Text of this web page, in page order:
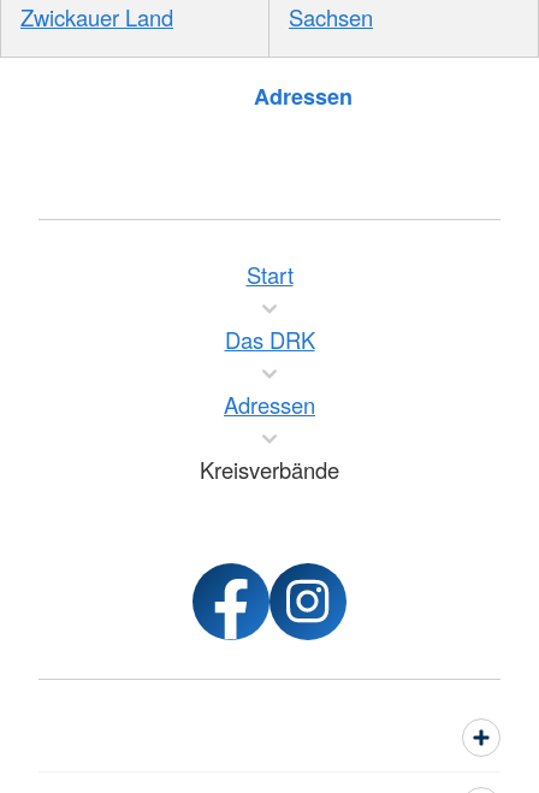
Zwickauer Land Sachsen
Adressen
Start
Das DRK
Adressen
Kreisverbände